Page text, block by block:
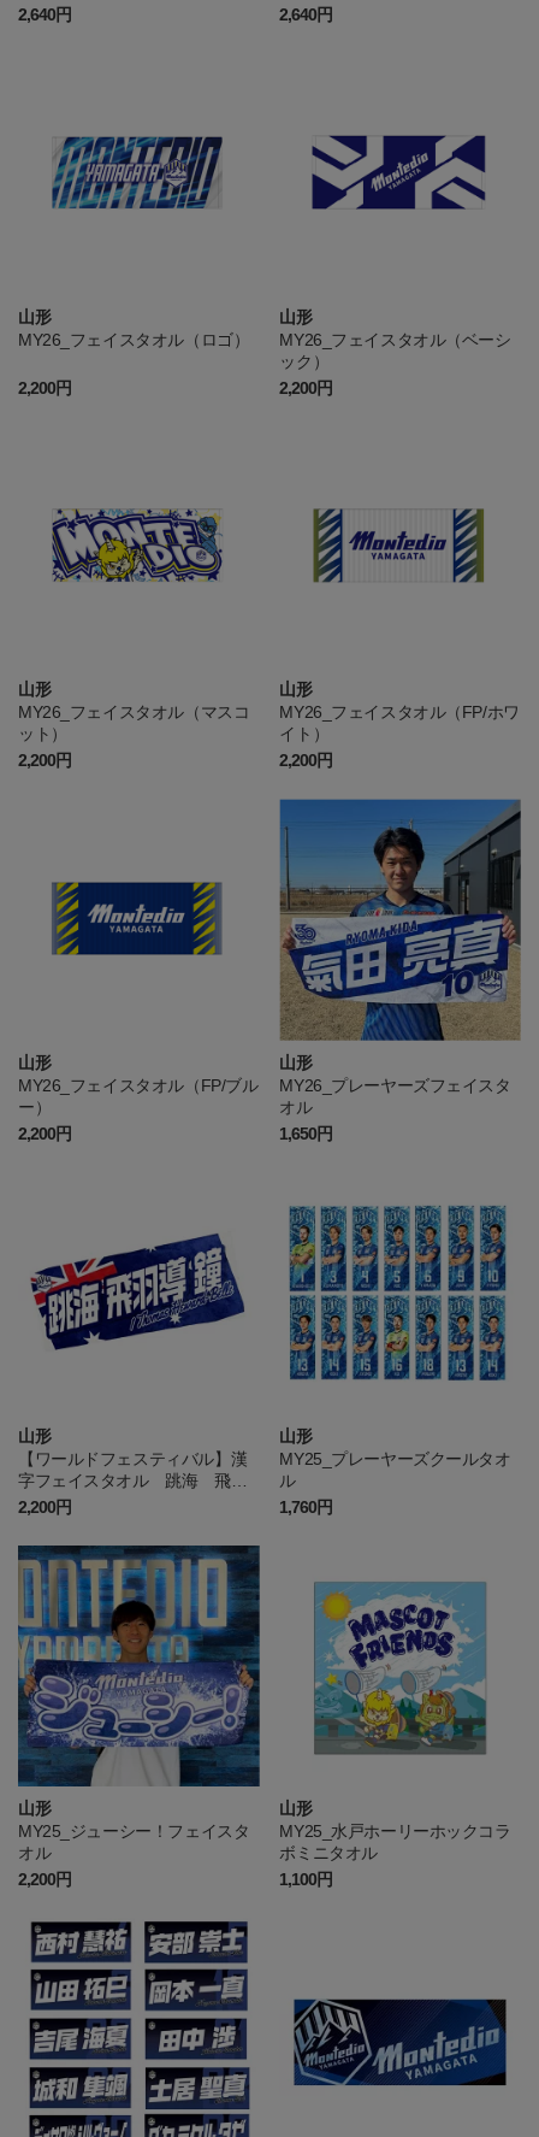
2,640円
2,640円
山形
MY26_フェイスタオル（ロゴ）
2,200円
山形
MY26_フェイスタオル（ベーシ
ック）
2,200円
山形
MY26_フェイスタオル（マスコ
ット）
2,200円
山形
MY26_フェイスタオル（FP/ホワ
イト）
2,200円
山形
MY26_フェイスタオル（FP/ブル
ー）
2,200円
山形
MY26_プレーヤーズフェイスタ
オル
1,650円
山形
【ワールドフェスティバル】漢
字フェイスタオル 跳海 飛羽
導 鐘
2,200円
山形
MY25_プレーヤーズクールタオ
ル
1,760円
山形
MY25_ジューシー！フェイスタ
オル
2,200円
山形
MY25_水戸ホーリーホックコラ
ボミニタオル
1,100円